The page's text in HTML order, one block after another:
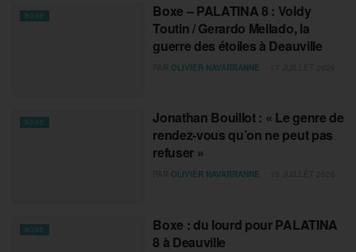
BOXE
Boxe – PALATINA 8 : Voldy
Toutin / Gerardo Mellado, la
guerre des étoiles à Deauville
OLIVIER NAVARRANNE
BOXE
Jonathan Bouillot : « Le genre de
rendez-vous qu’on ne peut pas
refuser »
OLIVIER NAVARRANNE
BOXE
Boxe : du lourd pour PALATINA
8 à Deauville